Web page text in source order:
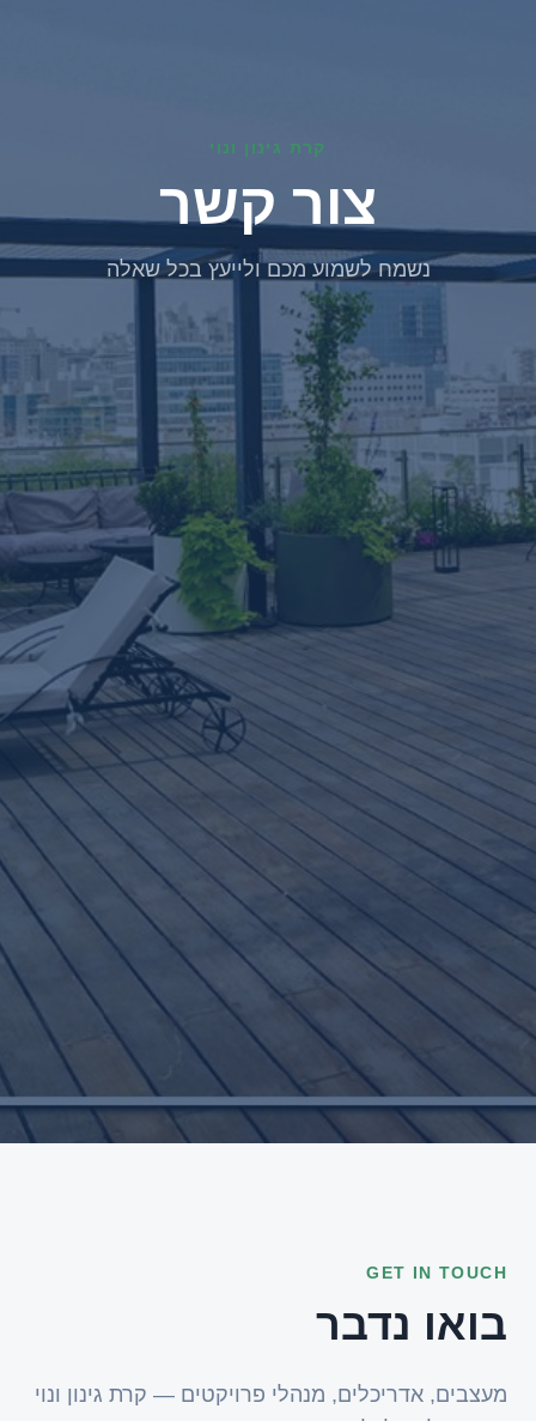
קרת גינון ונוי
צור קשר
נשמח לשמוע מכם ולייעץ בכל שאלה
GET IN TOUCH
בואו נדבר
מעצבים, אדריכלים, מנהלי פרויקטים — קרת גינון ונוי